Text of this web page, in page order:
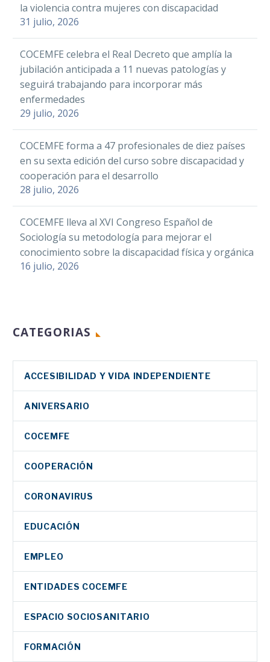
la violencia contra mujeres con discapacidad
31 julio, 2026
COCEMFE celebra el Real Decreto que amplía la
jubilación anticipada a 11 nuevas patologías y
seguirá trabajando para incorporar más
enfermedades
29 julio, 2026
COCEMFE forma a 47 profesionales de diez países
en su sexta edición del curso sobre discapacidad y
cooperación para el desarrollo
28 julio, 2026
COCEMFE lleva al XVI Congreso Español de
Sociología su metodología para mejorar el
conocimiento sobre la discapacidad física y orgánica
16 julio, 2026
CATEGORIAS
ACCESIBILIDAD Y VIDA INDEPENDIENTE
ANIVERSARIO
COCEMFE
COOPERACIÓN
CORONAVIRUS
EDUCACIÓN
EMPLEO
ENTIDADES COCEMFE
ESPACIO SOCIOSANITARIO
FORMACIÓN